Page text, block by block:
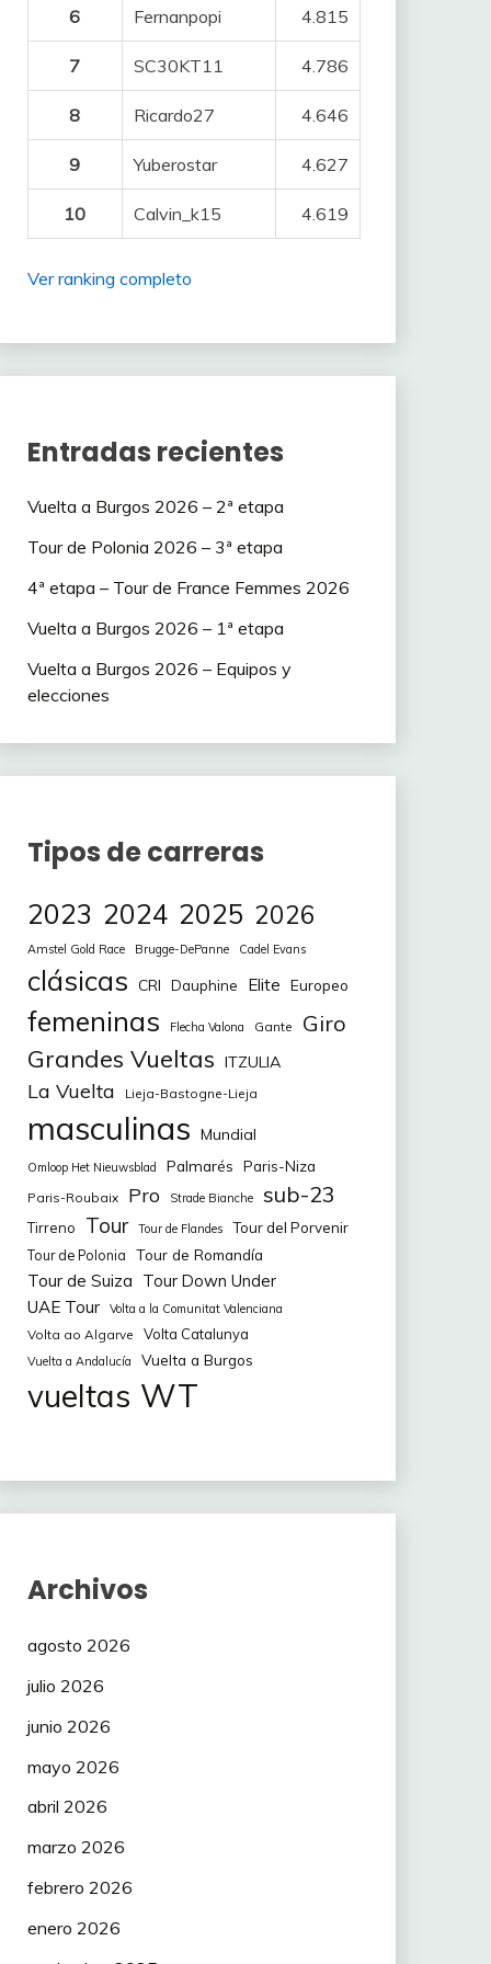
6 Fernanpopi 4.815
7 SC30KT11 4.786
8 Ricardo27 4.646
9 Yuberostar 4.627
10 Calvin_k15 4.619
Ver ranking completo
Entradas recientes
Vuelta a Burgos 2026 – 2ª etapa
Tour de Polonia 2026 – 3ª etapa
4ª etapa – Tour de France Femmes 2026
Vuelta a Burgos 2026 – 1ª etapa
Vuelta a Burgos 2026 – Equipos y
elecciones
Tipos de carreras
2023 2024 2025 2026
Amstel Gold Race Brugge-DePanne Cadel Evans
clásicas CRI Dauphine Elite Europeo
femeninas Flecha Valona Gante Giro
Grandes Vueltas ITZULIA
La Vuelta Lieja-Bastogne-Lieja
masculinas Mundial
Omloop Het Nieuwsblad Palmarés Paris-Niza
Paris-Roubaix Pro Strade Bianche sub-23
Tirreno Tour Tour de Flandes Tour del Porvenir
Tour de Polonia Tour de Romandía
Tour de Suiza Tour Down Under
UAE Tour
Volta a la Comunitat Valenciana
Volta ao Algarve Volta Catalunya
Vuelta a Andalucía Vuelta a Burgos
vueltas WT
Archivos
agosto 2026
julio 2026
junio 2026
mayo 2026
abril 2026
marzo 2026
febrero 2026
enero 2026